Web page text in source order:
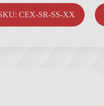
CEX-SR-SS-XX